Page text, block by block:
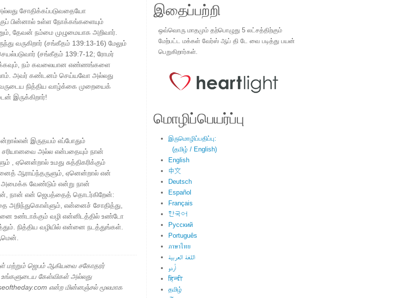
சோதிக்கப்படுவதையோ
பின்னால் உள்ள நோக்கங்களையும்
தேவன் நம்மை முழுமையாக அறிவார்.
வருகிறார் (சங்கீதம் 139:13-16) மேலும்
(சங்கீதம் 139:7-12; ரோமர்
நம் கவலையான எண்ணங்களை
அவர் கண்டனம் செய்யவோ அல்லது
நித்திய வாழ்க்கை முறையைக்
இருக்கிறார்!
இருதயம் எப்போதும்
அல்ல என்பதையும் நான்
ஏனென்றால் உமது சுத்திகரிக்கும்
ஆராய்ந்தருளும், ஏனென்றால் என்
அமைக்க வேண்டும் என்று நான்
நான் என் ஜெபத்தைத் தொடர்கிறேன்:
அறிந்துகொள்ளும், என்னைச் சோதித்து,
உண்டாக்கும் வழி என்னிடத்தில் உண்டோ
நித்திய வழியில் என்னை நடத்துங்கள்.
மற்றும் ஜெபம் ஆகியவை சகோதரர்
உங்களுடைய கேள்விகள் அல்லது
என்ற மின்னஞ்சல் மூலமாக
இதைப்பற்றி
ஒவ்வொரு மாதமும் தற்பொழுது 5 லட்சத்திற்கும்
மேற்பட்ட மக்கள் வேர்ஸ் ஆப் தி டே வை படித்து பயன்
பெறுகிறார்கள்.
மொழிப்பெயர்ப்பு
இருமொழிப்பதிப்பு:
(தமிழ் / English)
English
中文
Deutsch
Español
Français
한국어
Русский
Português
ภาษาไทย
اللغة العربية
اُردو
हिन्दी
தமிழ்